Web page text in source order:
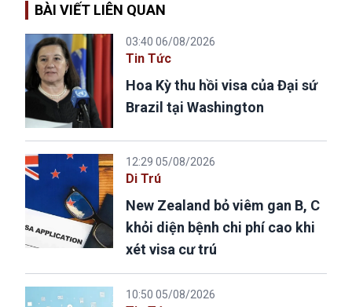
BÀI VIẾT LIÊN QUAN
03:40 06/08/2026
Tin Tức
Hoa Kỳ thu hồi visa của Đại sứ
Brazil tại Washington
12:29 05/08/2026
Di Trú
New Zealand bỏ viêm gan B, C
khỏi diện bệnh chi phí cao khi
xét visa cư trú
10:50 05/08/2026